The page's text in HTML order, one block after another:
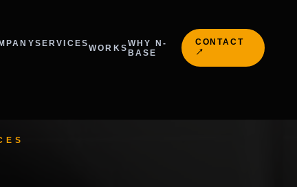
SERVICESWORKSWHY N-
BASE
CONTACT
↗